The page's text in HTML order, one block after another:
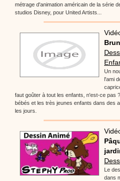
métrage d'animation américain de la série
studios Disney, pour United Artists...
Un
l'ami
faut goûter à tout les enfants, n'est-ce pas
bébés et les très jeunes enfants dans des
les jours.
Le
dans